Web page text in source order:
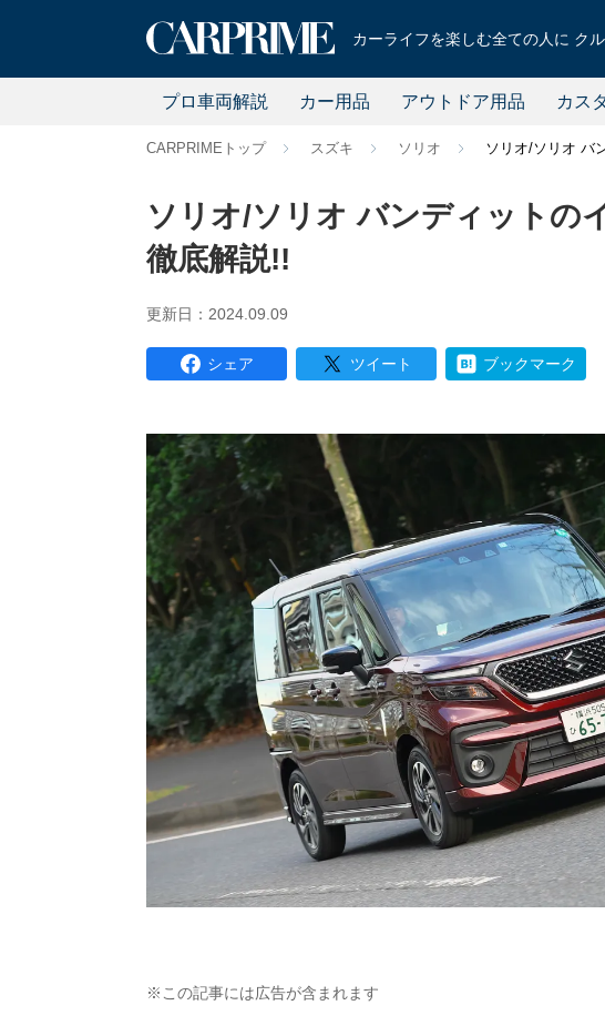
カーライフを楽しむ全ての人に ク
プロ車両解説 カー用品 アウトドア用品 カス
CARPRIMEトップ スズキ ソリオ ソリオ/ソリオ バ
ソリオ/ソリオ バンディットの
徹底解説!!
更新日：2024.09.09
シェア ツイート ブックマーク
※この記事には広告が含まれます